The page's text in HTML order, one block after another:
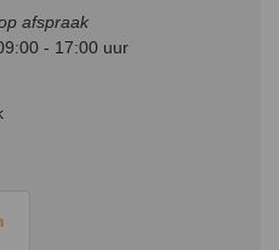
om naar een pelletkachel
Zo wissel je gemakkelijk
met hout.
je de kachel met 5 tot 10 kilo
30 minuten zijn,
afspraak
- 17:00 uur